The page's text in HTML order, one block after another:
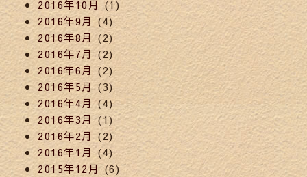
2016年10月 (1)
2016年9月 (4)
2016年8月(2)
2016年7月(2)
2016年6月 (2)
2016年5月(3)
2016年4月(4)
2016年3月 (1)
2016年2月 (2)
2016年1月 (4)
2015年12月(6)